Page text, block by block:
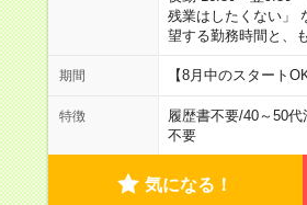
残業はしたくない」
望する勤務時間と、
期間 【8月中のスタート
特徴 履歴書不要/40～50代
不要
気になる！